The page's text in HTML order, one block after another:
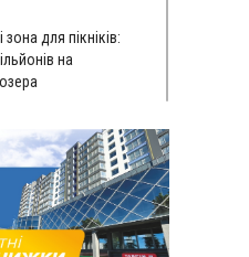
для пікніків:
на
оштрафували на
чоловіків до
сталися аварійні